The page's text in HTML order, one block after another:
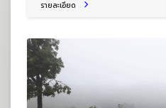
รายละเอียด